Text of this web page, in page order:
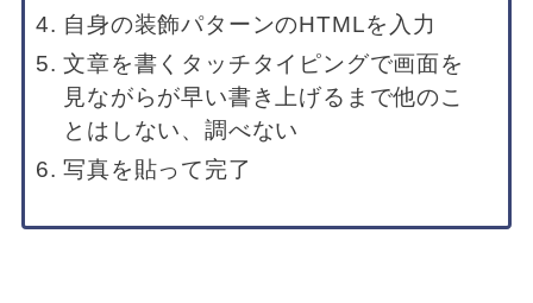
自身の装飾パターンのHTMLを入力
文章を書くタッチタイピングで画面を
見ながらが早い書き上げるまで他のこ
とはしない、調べない
写真を貼って完了